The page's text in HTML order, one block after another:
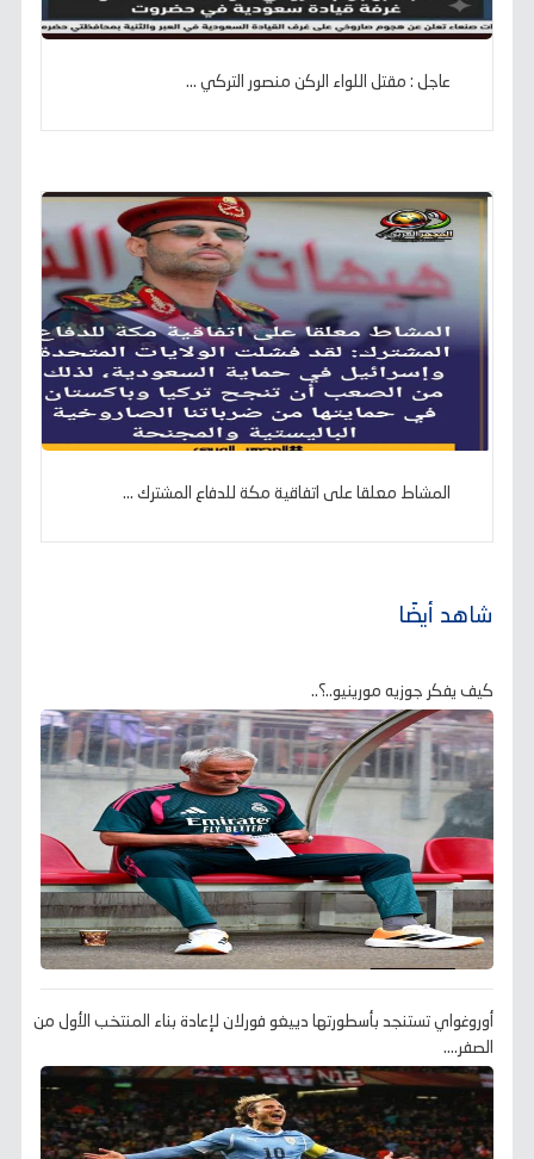
عاجل : مقتل اللواء الركن منصور التركي ...
المشاط معلقا على اتفاقية مكة للدفاع المشترك ...
شاهد أيضًا
كيف يفكر جوزيه مورينيو..؟..
أوروغواي تستنجد بأسطورتها دييغو فورلان لإعادة بناء المنتخب الأول من
الصفر....